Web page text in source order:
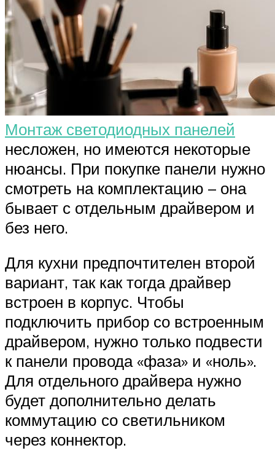
Монтаж светодиодных панелей
несложен, но имеются некоторые
нюансы. При покупке панели нужно
смотреть на комплектацию – она
бывает с отдельным драйвером и
без него.
Для кухни предпочтителен второй
вариант, так как тогда драйвер
встроен в корпус. Чтобы
подключить прибор со встроенным
драйвером, нужно только подвести
к панели провода «фаза» и «ноль».
Для отдельного драйвера нужно
будет дополнительно делать
коммутацию со светильником
через коннектор.